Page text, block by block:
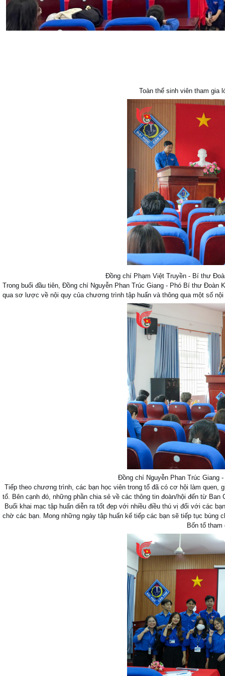
Toàn thể sinh viên tham gia
Đồng chí Phạm Việt Truyền - Bí thư
Trong buổi đầu tiên, Đồng chí Nguyễn Phan Trúc Giang - Phó Bí thư Đoàn
qua sơ lược về nội quy của chương trình tập huấn và thông qua một số
Đồng chí Nguyễn Phan Trúc Giang
Tiếp theo chương trình, các bạn học viên trong tổ đã có cơ hội làm quen,
tổ. Bên cạnh đó, những phần chia sẻ về các thông tin đoàn/hội đến từ
Buổi khai mạc tập huấn diễn ra tốt đẹp với nhiều điều thú vị đối với các
chờ các bạn. Mong những ngày tập huấn kế tiếp các bạn sẽ tiếp tục bùng
Bốn tổ